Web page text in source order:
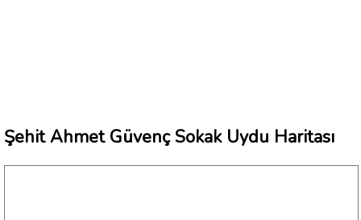
Şehit Ahmet Güvenç Sokak Uydu Haritası